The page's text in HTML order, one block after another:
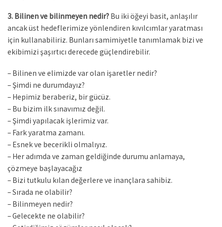
3. Bilinen ve bilinmeyen nedir? Bu iki öğeyi basit, anlaşılır
ancak üst hedeflerimize yönlendiren kıvılcımlar yaratması
için kullanabiliriz. Bunları samimiyetle tanımlamak bizi ve
ekibimizi şaşırtıcı derecede güçlendirebilir.
– Bilinen ve elimizde var olan işaretler nedir?
– Şimdi ne durumdayız?
– Hepimiz beraberiz, bir gücüz.
– Bu bizim ilk sınavımız değil.
– Şimdi yapılacak işlerimiz var.
– Fark yaratma zamanı.
– Esnek ve becerikli olmalıyız.
– Her adımda ve zaman geldiğinde durumu anlamaya,
çözmeye başlayacağız
– Bizi tutkulu kılan değerlere ve inançlara sahibiz.
– Sırada ne olabilir?
– Bilinmeyen nedir?
– Gelecekte ne olabilir?